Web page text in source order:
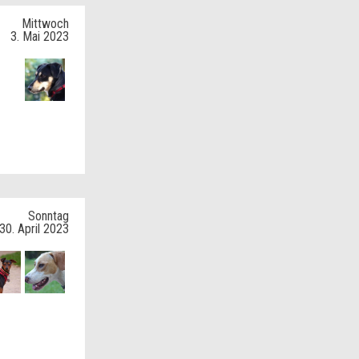
Mittwoch
3. Mai 2023
Sonntag
30. April 2023